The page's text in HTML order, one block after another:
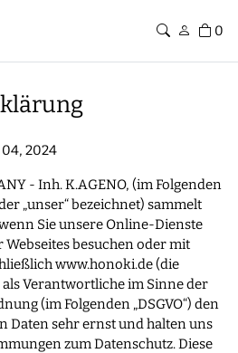
0
04, 2024
- Inh. K.AGENO, (im Folgenden
„unser“ bezeichnet) sammelt
Sie unsere Online-Dienste
besuchen oder mit
www.honoki.de (die
Verantwortliche im Sinne der
(im Folgenden „DSGVO“) den
Daten sehr ernst und halten uns
zum Datenschutz. Diese